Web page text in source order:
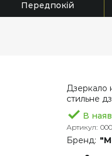
Передпокій
Дзеркало
стильне
В
Артикул:
Бренд: